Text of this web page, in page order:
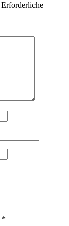
Erforderliche
*